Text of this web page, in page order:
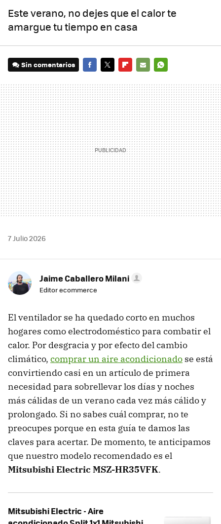
Este verano, no dejes que el calor te
amargue tu tiempo en casa
Sin comentarios
MAIL
7 Julio 2026
Jaime Caballero Milani
Editor ecommerce
El ventilador se ha quedado corto en muchos
hogares como electrodoméstico para combatir el
calor. Por desgracia y por efecto del cambio
climático, comprar un aire acondicionado se está
convirtiendo casi en un artículo de primera
necesidad para sobrellevar los días y noches
más cálidas de un verano cada vez más cálido y
prolongado. Si no sabes cuál comprar, no te
preocupes porque en esta guía te damos las
claves para acertar. De momento, te anticipamos
que nuestro modelo recomendado es el
Mitsubishi Electric MSZ-HR35VFK.
Mitsubishi Electric - Aire